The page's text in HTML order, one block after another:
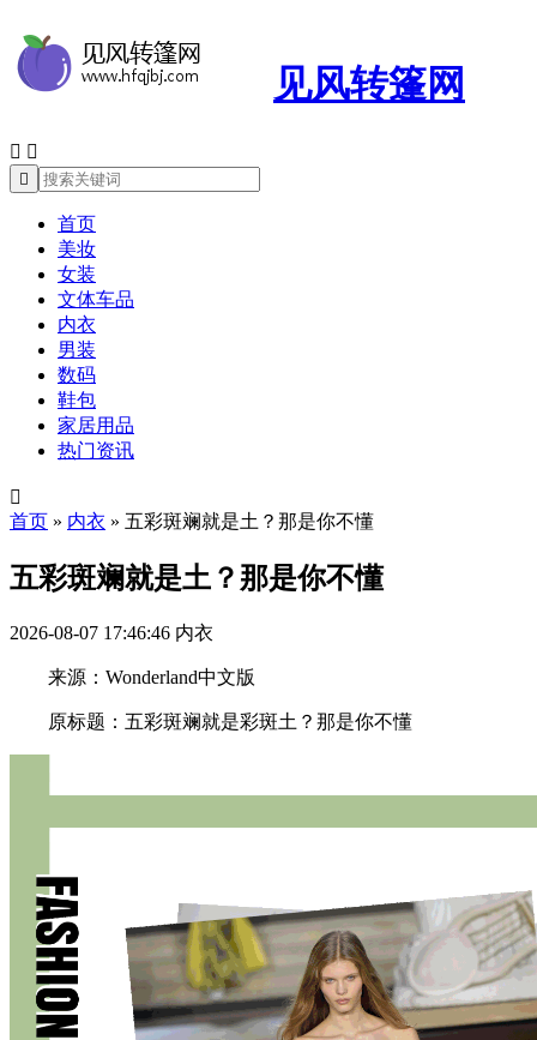
见风转篷网
 

首页
美妆
女装
文体车品
内衣
男装
数码
鞋包
家居用品
热门资讯

首页 » 内衣 » 五彩斑斓就是土？那是你不懂
五彩斑斓就是土？那是你不懂
2026-08-07 17:46:46 内衣
来源：Wonderland中文版
原标题：五彩斑斓就是彩斑土？那是你不懂